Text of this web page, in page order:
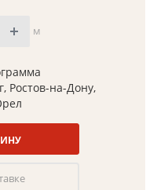
м
Ростов-на-Дону,